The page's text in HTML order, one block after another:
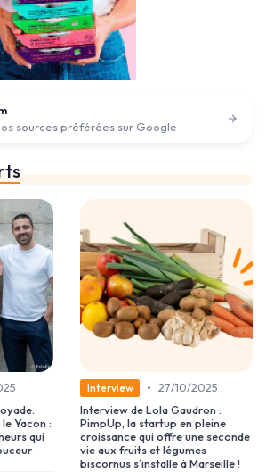
sources préférées sur Google
Yacon :
qui
Interview • 27/10/2025
Interview de Lola Gaudron :
PimpUp, la startup en pleine
croissance qui offre une seconde
vie aux fruits et légumes
biscornus s’installe à Marseille !